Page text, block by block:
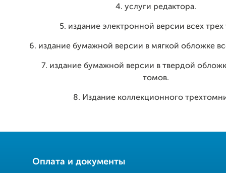
4. услуги редактора.
5. издание электронной версии всех
6. издание бумажной версии в мягкой обложке
7. издание бумажной версии в твердой
томов.
8. Издание коллекционного
Оплата и документы